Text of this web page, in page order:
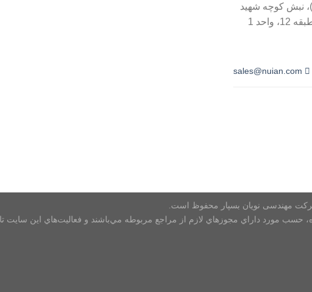
نبش کوچه شهید
ناصری، برج کیان، پلاک 2551، طبقه 12، واحد 1
sales@nuian.com
حسب مورد داراي مجوزهاي لازم از مراجع مربوطه مي‌باشند و فعاليت‌هاي اين سايت